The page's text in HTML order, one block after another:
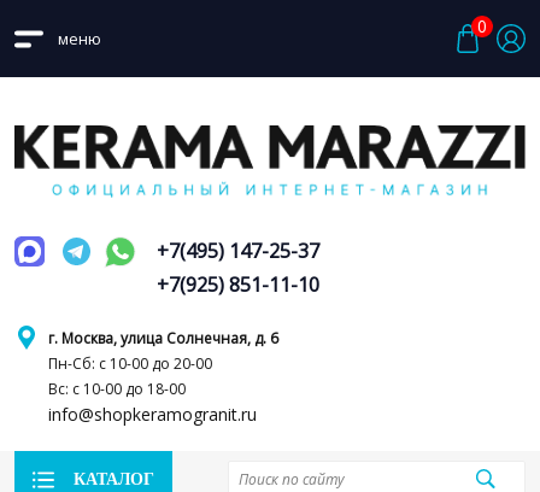
меню
0
г. Москва, улица Солнечная, д. 6
Пн-Сб: с 10-00 до 20-00
Вс: с 10-00 до 18-00
info@shopkeramogranit.ru
+7(495) 147-25-37
+7(925) 851-11-10
КАТАЛОГ